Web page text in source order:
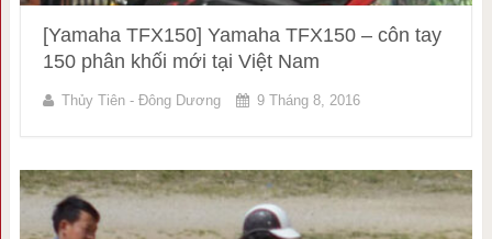
[Yamaha TFX150] Yamaha TFX150 – côn tay
150 phân khối mới tại Việt Nam
Thủy Tiên - Đông Dương 9 Tháng 8, 2016